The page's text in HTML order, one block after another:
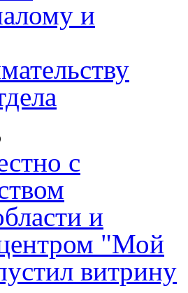
и
с
и
"Мой
витрину